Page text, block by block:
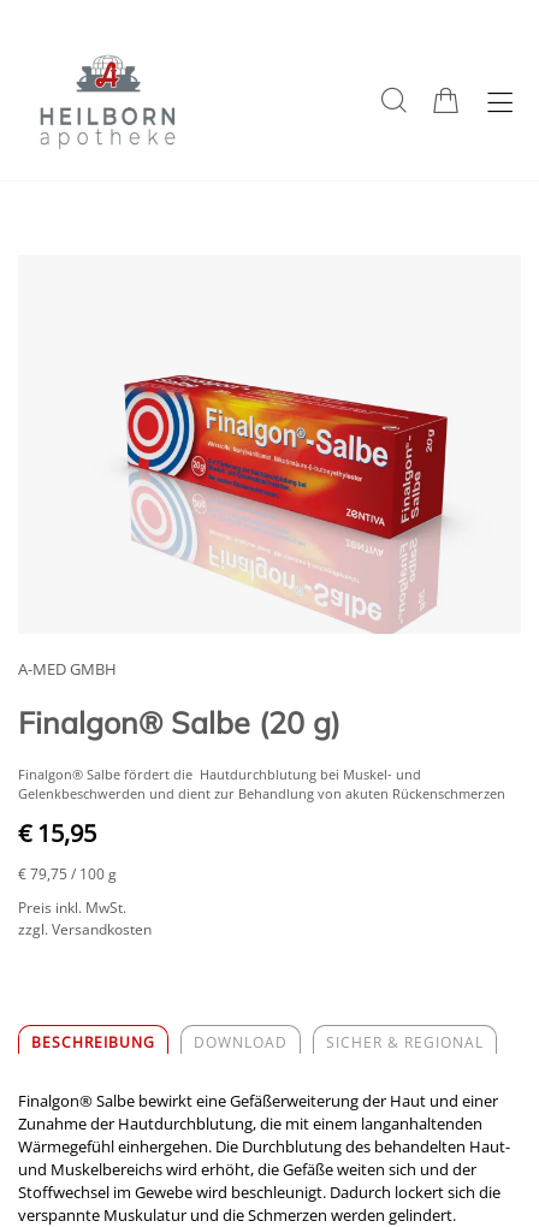
A-MED GMBH
Finalgon® Salbe (20 g)
Finalgon® Salbe fördert die Hautdurchblutung bei Muskel- und
Gelenkbeschwerden und dient zur Behandlung von akuten Rückenschmerzen
€ 15,95
€ 79,75 / 100 g
Preis inkl. MwSt.
zzgl. Versandkosten
BESCHREIBUNG DOWNLOAD SICHER & REGIONAL
Finalgon® Salbe bewirkt eine Gefäßerweiterung der Haut und einer
Zunahme der Hautdurchblutung, die mit einem langanhaltenden
Wärmegefühl einhergehen. Die Durchblutung des behandelten Haut-
und Muskelbereichs wird erhöht, die Gefäße weiten sich und der
Stoffwechsel im Gewebe wird beschleunigt. Dadurch lockert sich die
verspannte Muskulatur und die Schmerzen werden gelindert.